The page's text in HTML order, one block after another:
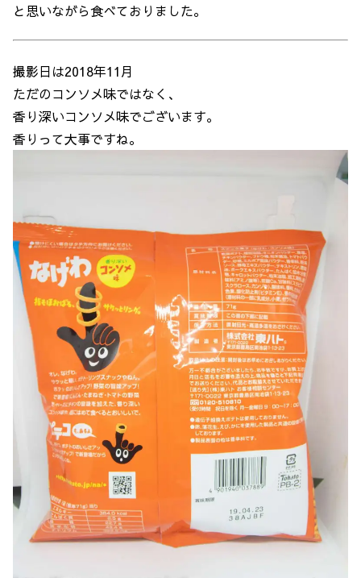
と思いながら食べておりました。
撮影日は2018年11月
ただのコンソメ味ではなく、
香り深いコンソメ味でございます。
香りって大事ですね。